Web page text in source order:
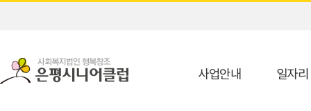
사업안내 일자